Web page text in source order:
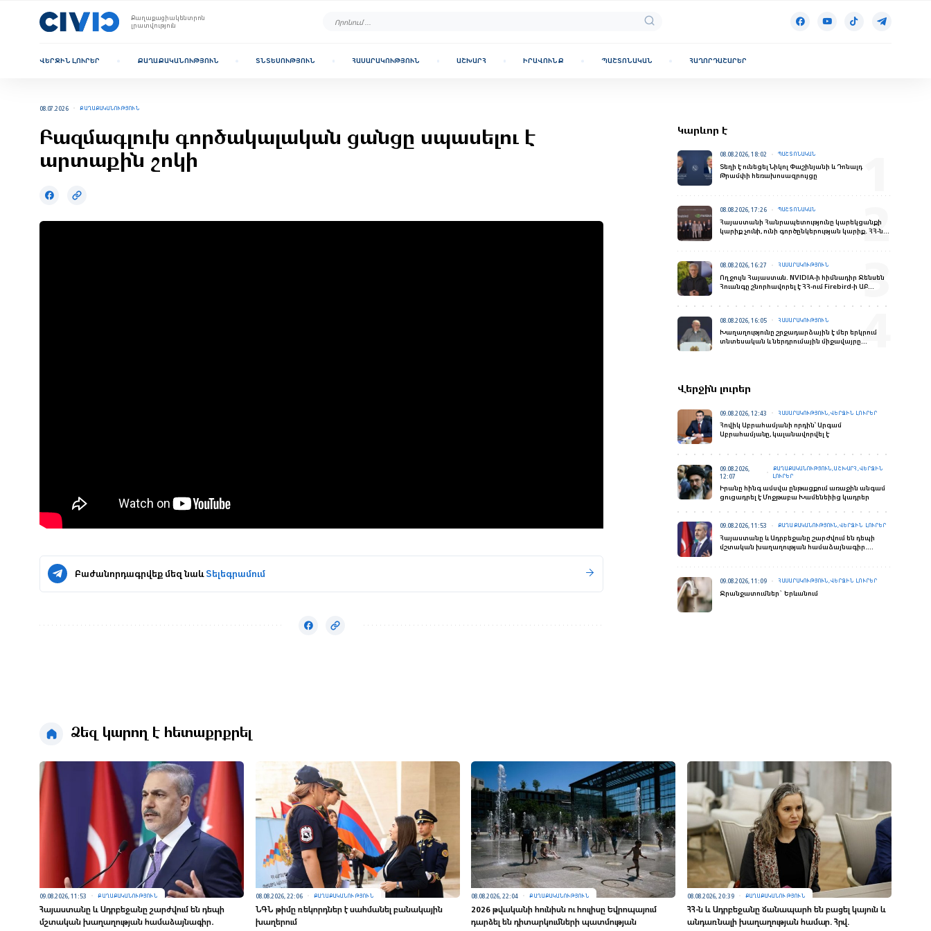
Քաղաքացիակենտրոն
լրատվություն
ՎԵՐՋԻՆ ԼՈՒՐԵՐ ՔԱՂԱՔԱԿԱՆՈՒԹՅՈՒՆ ՏՆՏԵՍՈՒԹՅՈՒՆ ՀԱՍԱՐԱԿՈՒԹՅՈՒՆ ԱՇԽԱՐՀ ԻՐԱՎՈՒՆՔ ՊԱՇՏՈՆԱԿԱՆ ՀԱՂՈՐԴԱՇԱՐԵՐ
08.07.2026 ՔԱՂԱՔԱԿԱՆՈՒԹՅՈՒՆ
Բազմագլուխ գործակալական ցանցը սպասելու է
արտաքին շոկի
Բաժանորդագրվեք մեզ նաևՏելեգրամում
Կարևոր է
08.08.2026, 18:02 ՊԱՇՏՈՆԱԿԱՆ
Տեղի է ունեցել Նիկոլ Փաշինյանի և Դոնալդ
Թրամփի հեռախոսազրույցը
08.08.2026, 17:26 ՊԱՇՏՈՆԱԿԱՆ
Հայաստանի Հանրապետությունը կարեկցանքի
կարիք չունի, ունի գործընկերության կարիք․ ՀՀ-ն
08.08.2026, 16:27 ՀԱՍԱՐԱԿՈՒԹՅՈՒՆ
Ողջույն Հայաստան. NVIDIA-ի հիմնադիր Ջենսեն
Հուանգը շնորհավորել է ՀՀ-ում Firebird-ի ԱԲ
08.08.2026, 16:05 ՀԱՍԱՐԱԿՈՒԹՅՈՒՆ
Խաղաղությունը շրջադարձային է մեր երկրում
տնտեսական և ներդրումային միջավայրը
Վերջին լուրեր
09.08.2026, 12:43 ՀԱՍԱՐԱԿՈՒԹՅՈՒՆ,ՎԵՐՋԻՆ ԼՈՒՐԵՐ
Հովիկ Աբրահամյանի որդին՝ Արգամ
Աբրահամյանը, կալանավորվել է
09.08.2026,
12:07
ՔԱՂԱՔԱԿԱՆՈՒԹՅՈՒՆ,ԱՇԽԱՐՀ,ՎԵՐՋԻՆ
ԼՈՒՐԵՐ
Իրանը հինգ ամսվա ընթացքում առաջին անգամ
ցուցադրել է Մոջթաբա Խամենեիից կադրեր
09.08.2026, 11:53 ՔԱՂԱՔԱԿԱՆՈՒԹՅՈՒՆ,ՎԵՐՋԻՆ ԼՈՒՐԵՐ
Հայաստանը և Ադրբեջանը շարժվում են դեպի
մշտական խաղաղության համաձայնագիր․
09.08.2026, 11:09 ՀԱՍԱՐԱԿՈՒԹՅՈՒՆ,ՎԵՐՋԻՆ ԼՈՒՐԵՐ
Ջրանջատումներ` Երևանում
Ձեզ կարող է հետաքրքրել
09.08.2026, 11:53 ՔԱՂԱՔԱԿԱՆՈՒԹՅՈՒՆ
Հայաստանը և Ադրբեջանը շարժվում են դեպի
մշտական խաղաղության համաձայնագիր․
08.08.2026, 22:06 ՔԱՂԱՔԱԿԱՆՈՒԹՅՈՒՆ
ՆԳՆ թիմը ռեկորդներ է սահմանել բանակային
խաղերում
08.08.2026, 22:04 ՔԱՂԱՔԱԿԱՆՈՒԹՅՈՒՆ
2026 թվականի հունիսն ու հուլիսը Եվրոպայում
դարձել են դիտարկումների պատմության
08.08.2026, 20:39 ՔԱՂԱՔԱԿԱՆՈՒԹՅՈՒՆ
ՀՀ-ն և Ադրբեջանը ճանապարհ են բացել կայուն և
անդառնալի խաղաղության համար. Հրվ.